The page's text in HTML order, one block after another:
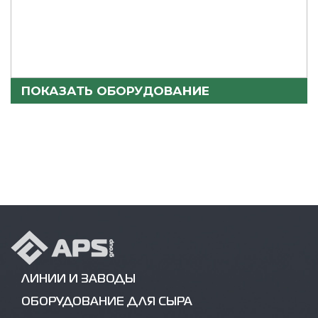
ПОКАЗАТЬ ОБОРУДОВАНИЕ
ЛИНИИ И ЗАВОДЫ
ОБОРУДОВАНИЕ ДЛЯ СЫРА